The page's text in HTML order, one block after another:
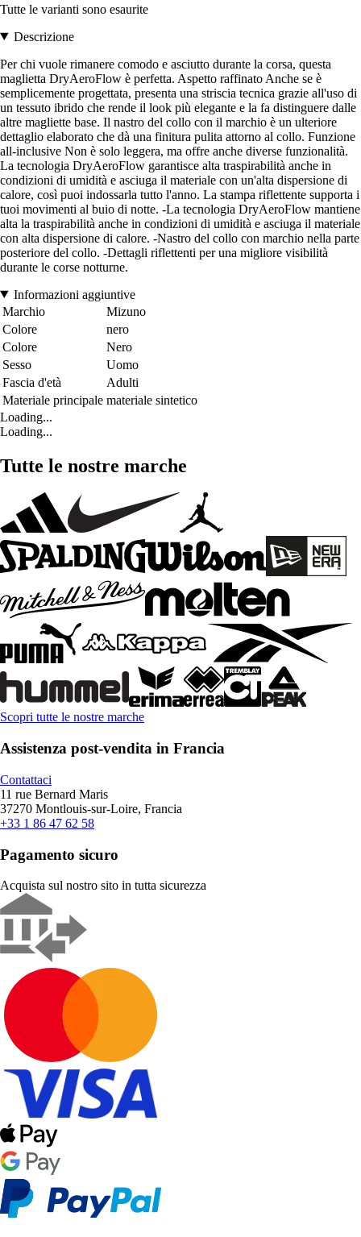
Tutte le varianti sono esaurite
Descrizione
Per chi vuole rimanere comodo e asciutto durante la corsa, questa
maglietta DryAeroFlow è perfetta. Aspetto raffinato Anche se è
semplicemente progettata, presenta una striscia tecnica grazie all'uso di
un tessuto ibrido che rende il look più elegante e la fa distinguere dalle
altre magliette base. Il nastro del collo con il marchio è un ulteriore
dettaglio elaborato che dà una finitura pulita attorno al collo. Funzione
all-inclusive Non è solo leggera, ma offre anche diverse funzionalità.
La tecnologia DryAeroFlow garantisce alta traspirabilità anche in
condizioni di umidità e asciuga il materiale con un'alta dispersione di
calore, così puoi indossarla tutto l'anno. La stampa riflettente supporta i
tuoi movimenti al buio di notte. -La tecnologia DryAeroFlow mantiene
alta la traspirabilità anche in condizioni di umidità e asciuga il materiale
con alta dispersione di calore. -Nastro del collo con marchio nella parte
posteriore del collo. -Dettagli riflettenti per una migliore visibilità
durante le corse notturne.
Informazioni aggiuntive
Marchio
Mizuno
Colore
nero
Colore
Nero
Sesso
Uomo
Fascia d'età
Adulti
Materiale principale materiale sintetico
Loading...
Loading...
Tutte le nostre marche
Scopri tutte le nostre marche
Assistenza post-vendita in Francia
Contattaci
11 rue Bernard Maris
37270 Montlouis-sur-Loire, Francia
+33 1 86 47 62 58
Pagamento sicuro
Acquista sul nostro sito in tutta sicurezza